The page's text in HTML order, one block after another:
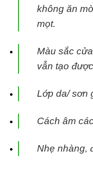
không ăn
mọt.
Màu sắc
vẫn tạo
Lớp da/ sơn
Cách âm
Nhẹ nhàng,